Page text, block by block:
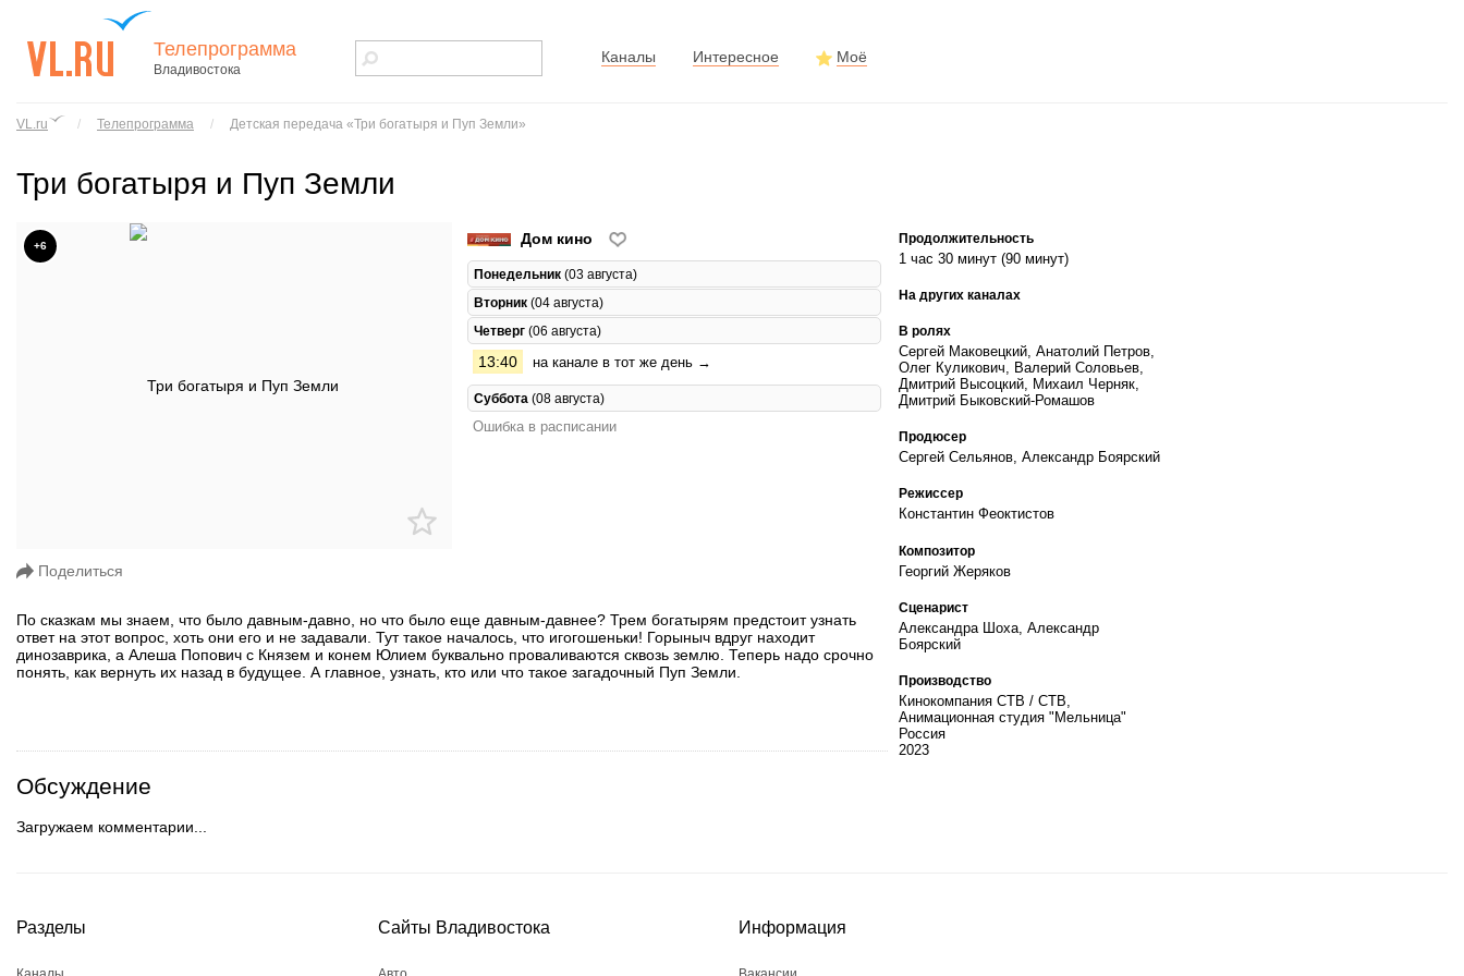
города
Владивостока
Телепрограмма
Владивостока
Каналы Интересное Моё
VL.ru / Телепрограмма / Детская передача «Три богатыря и Пуп Земли»
Три богатыря и Пуп Земли
+6
Поделиться
Дом кино
Понедельник (03 августа)
Вторник (04 августа)
Четверг (06 августа)
13:40 на канале в тот же день →
Суббота (08 августа)
Ошибка в расписании
По сказкам мы знаем, что было давным-давно, но что было еще давным-давнее? Трем богатырям предстоит узнать
ответ на этот вопрос, хоть они его и не задавали. Тут такое началось, что игогошеньки! Горыныч вдруг находит
динозаврика, а Алеша Попович с Князем и конем Юлием буквально проваливаются сквозь землю. Теперь надо срочно
понять, как вернуть их назад в будущее. А главное, узнать, кто или что такое загадочный Пуп Земли.
Продолжительность
1 час 30 минут (90 минут)
На других каналах
В ролях
Сергей Маковецкий, Анатолий Петров,
Олег Куликович, Валерий Соловьев,
Дмитрий Высоцкий, Михаил Черняк,
Дмитрий Быковский-Ромашов
Продюсер
Сергей Сельянов, Александр Боярский
Режиссер
Константин Феоктистов
Композитор
Георгий Жеряков
Сценарист
Александра Шоха, Александр
Боярский
Производство
Кинокомпания CTB / СТВ,
Анимационная студия "Мельница"
Россия
2023
Обсуждение
Загружаем комментарии...
Разделы Сайты Владивостока Информация